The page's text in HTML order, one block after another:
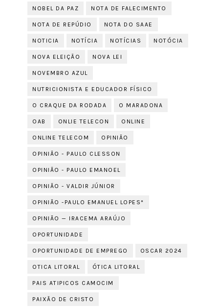
NOBEL DA PAZ NOTA DE FALECIMENTO
NOTA DE REPÚDIO NOTA DO SAAE
NOTICIA NOTÍCIA NOTÍCIAS NOTÓCIA
NOVA ELEIÇÃO NOVA LEI
NOVEMBRO AZUL
NUTRICIONISTA E EDUCADOR FÍSICO
O CRAQUE DA RODADA O MARADONA
OAB ONLIE TELECON ONLINE
ONLINE TELECOM OPINIÃO
OPINIÃO - PAULO CLESSON
OPINIÃO - PAULO EMANOEL
OPINIÃO - VALDIR JÚNIOR
OPINIÃO -PAULO EMANUEL LOPES*
OPINIÃO — IRACEMA ARAÚJO
OPORTUNIDADE
OPORTUNIDADE DE EMPREGO OSCAR 2024
OTICA LITORAL ÓTICA LITORAL
PAIS ATIPICOS CAMOCIM
PAIXÃO DE CRISTO